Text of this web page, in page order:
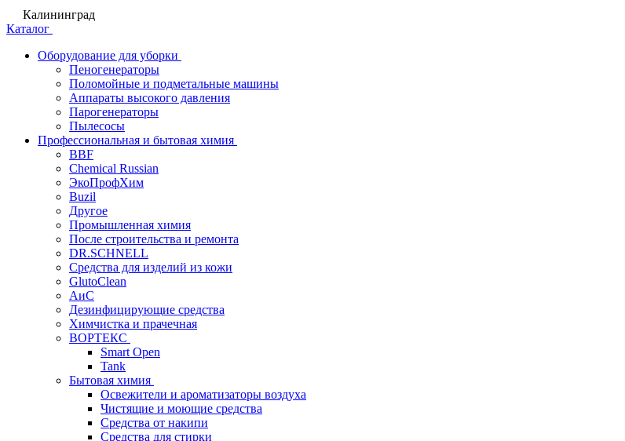
Калининград
Каталог
Оборудование для уборки
Пеногенераторы
Поломойные и подметальные машины
Аппараты высокого давления
Парогенераторы
Пылесосы
Профессиональная и бытовая химия
BBF
Chemical Russian
ЭкоПрофХим
Buzil
Другое
Промышленная химия
После строительства и ремонта
DR.SCHNELL
Средства для изделий из кожи
GlutoClean
АиС
Дезинфицирующие средства
Химчистка и прачечная
ВОРТЕКС
Smart Open
Tank
Бытовая химия
Освежители и ароматизаторы воздуха
Чистящие и моющие средства
Средства от накипи
Средства для стирки